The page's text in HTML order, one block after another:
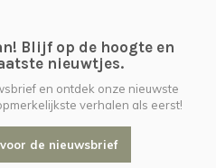
Blijf op de hoogte en
nieuwtjes.
en ontdek onze nieuwste
verhalen als eerst!
de nieuwsbrief